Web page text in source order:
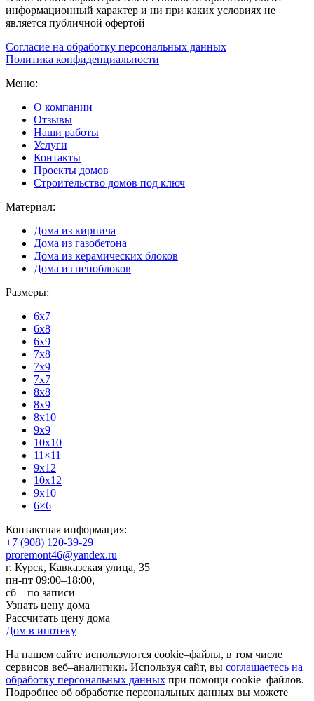
информационный характер и ни при каких условиях не
является публичной офертой
Согласие на обработку персональных данных
Политика конфиденциальности
Меню:
О компании
Отзывы
Наши работы
Услуги
Контакты
Проекты домов
Строительство домов под ключ
Материал:
Дома из кирпича
Дома из газобетона
Дома из керамических блоков
Дома из пеноблоков
Размеры:
6x7
6x8
6x9
7x8
7x9
7x7
8x8
8x9
8x10
9x9
10x10
11×11
9x12
10x12
9x10
6×6
Контактная информация:
+7 (908) 120-39-29
proremont46@yandex.ru
г. Курск, Кавказская улица, 35
пн-пт 09:00–18:00,
сб – по записи
Узнать цену дома
Рассчитать цену дома
Дом в ипотеку
На нашем сайте используются cookie–файлы, в том числе
сервисов веб–аналитики. Используя сайт, вы соглашаетесь на
обработку персональных данных при помощи cookie–файлов.
Подробнее об обработке персональных данных вы можете